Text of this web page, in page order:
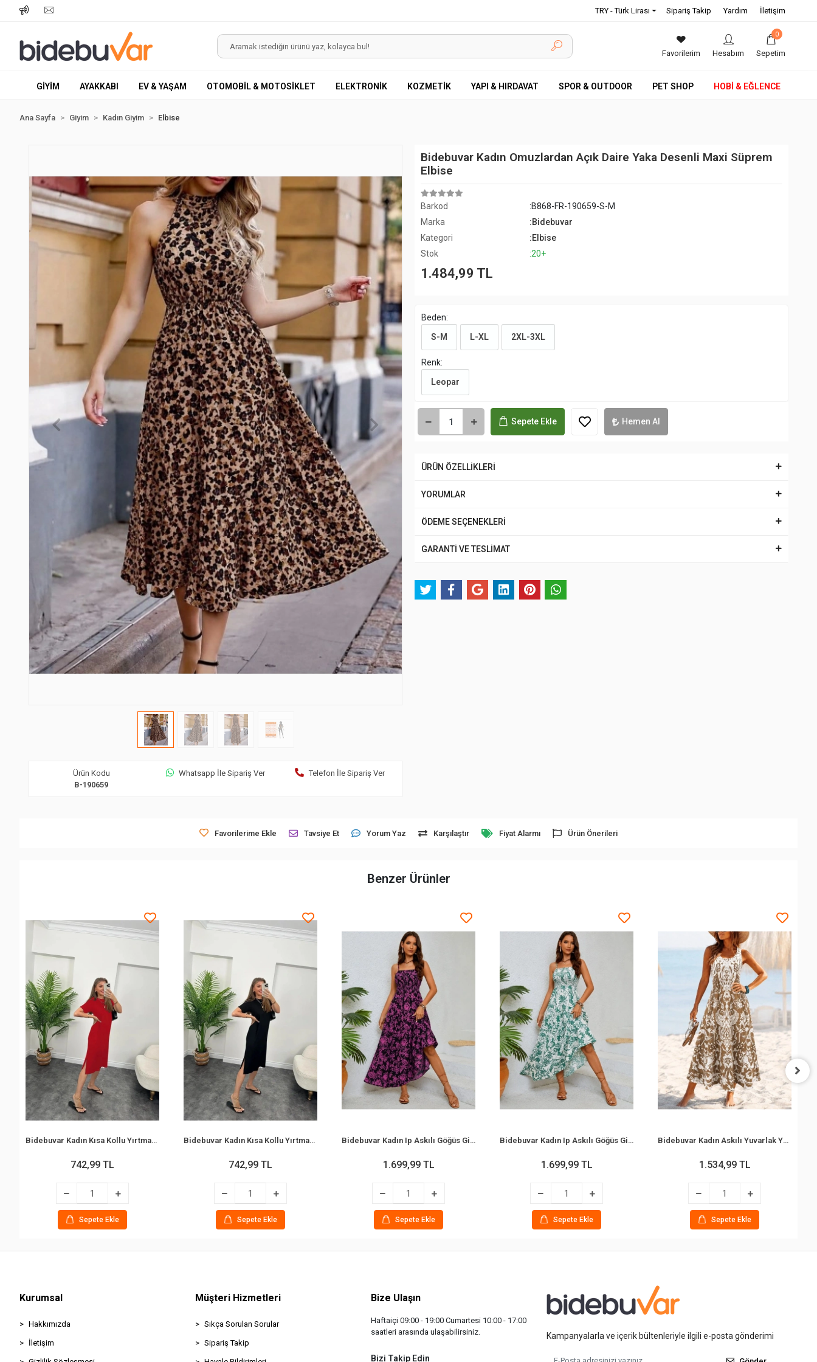
TRY - Türk Lirası Sipariş Takip Yardım İletişim
Favorilerim Hesabım
0
Sepetim
GİYİM AYAKKABI EV & YAŞAM OTOMOBİL & MOTOSİKLET ELEKTRONİK KOZMETİK YAPI & HIRDAVAT SPOR & OUTDOOR PET SHOP HOBİ & EĞLENCE
Ana Sayfa Giyim Kadın Giyim Elbise
Ürün Kodu
B-190659
Whatsapp İle Sipariş Ver Telefon İle Sipariş Ver
Bidebuvar Kadın Omuzlardan Açık Daire Yaka Desenli Maxi Süprem
Elbise
Barkod
:B868-FR-190659-S-M
Marka
:Bidebuvar
Kategori
:Elbise
Stok
:20+
1.484,99 TL
Beden:
S-M
L-XL 2XL-3XL
Renk:
Leopar
Sepete Ekle Hemen Al
ÜRÜN ÖZELLİKLERİ
YORUMLAR
ÖDEME SEÇENEKLERİ
GARANTİ VE TESLİMAT
Favorilerime Ekle Tavsiye Et Yorum Yaz Karşılaştır Fiyat Alarmı Ürün Önerileri
Benzer Ürünler
Bidebuvar Kadın Kısa Kollu Yırtmaç Detaylı Salaş Viskon Elbise
742,99 TL
Sepete Ekle
Bidebuvar Kadın Kısa Kollu Yırtmaç Detaylı Salaş Viskon Elbise
742,99 TL
Sepete Ekle
Bidebuvar Kadın Ip Askılı Göğüs Gipe Detaylı Desenli Uzun Süprem Elbise
1.699,99 TL
Sepete Ekle
Bidebuvar Kadın Ip Askılı Göğüs Gipe Detaylı Desenli Uzun Süprem Elbise
1.699,99 TL
Sepete Ekle
Bidebuvar Kadın Askılı Yuvarlak Yakalı Desenli Uzun Süprem Elbise
1.534,99 TL
Sepete Ekle
Kurumsal
Hakkımızda
İletişim
Müşteri Hizmetleri
Sıkça Sorulan Sorular
Sipariş Takip
Bize Ulaşın
Haftaiçi 09:00 - 19:00 Cumartesi 10:00 - 17:00
saatleri arasında ulaşabilirsiniz.
Bizi Takip Edin
Kampanyalarla ve içerik bültenleriyle ilgili e-posta gönderimi